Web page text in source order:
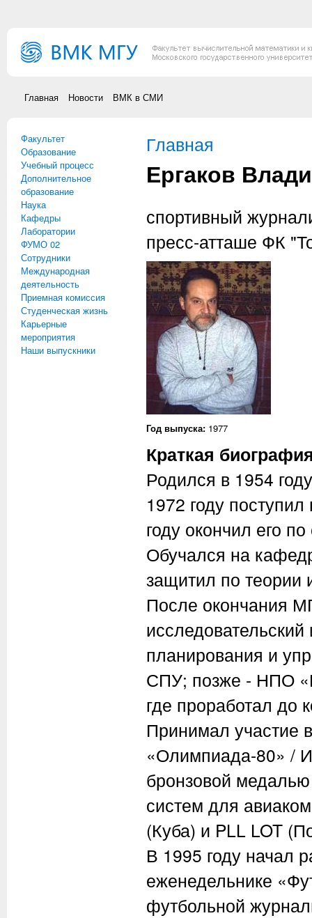
Главная Новости ВМК в СМИ
Факультет
Образование
Учебный процесс
Дополнительное
образование
Наука
Кафедры
Лаборатории
ФУМО 02
Сотрудники
Международная
деятельность
Приемная комиссия
Студенческая жизнь
Карьерные
мероприятия
Наши выпускники
Вы здесь
Главная
Ергаков
спортивный
пресс-атташе ФК
Год выпуска: 1977
Краткая
Родился в 1954
1972 году
году окончил его
Обучался на
защитил по теории
После окончания
исследовательский
планирования и
СПУ; позже - НПО
где проработал до
Принимал участие
«Олимпиада-80» /
бронзовой
систем для
(Куба) и PLL LOT
В 1995 году начал
еженедельнике
футбольной